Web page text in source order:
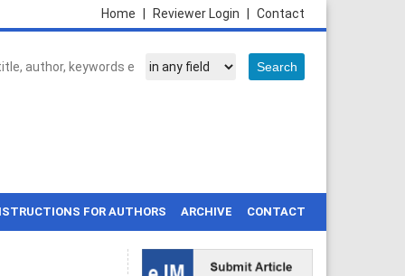
Contact
Reviewer Login
Home
FOR AUTHORS ARCHIVE CONTACT